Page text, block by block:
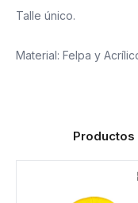
Talle único.
Material: Felpa y